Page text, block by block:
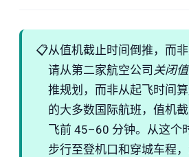
📋从值机截止时间倒推，而
请从第二家航空公司 关闭
推规划，而非从起飞时间
的大多数国际航班，值机
飞前 45–60 分钟。从这个
步行至登机口和穿城车程